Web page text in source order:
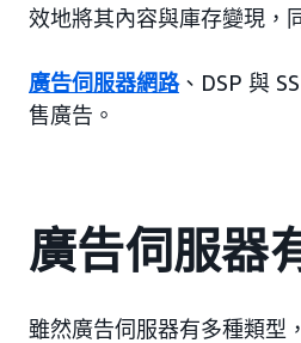
效地將其內容與庫存變現，
廣告伺服器網路、DSP 與
售廣告。
廣告伺服器
雖然廣告伺服器有多種類型